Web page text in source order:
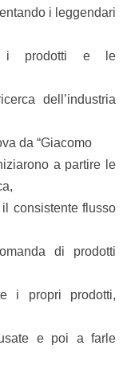
i leggendari
i prodotti e le
dell’industria
da “Giacomo
a partire le
consistente flusso
di prodotti
i propri prodotti,
e poi a farle